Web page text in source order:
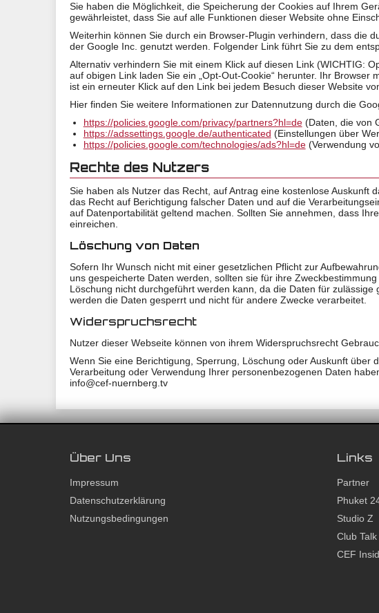
Sie haben die Möglichkeit, die Speicherung der Cookies auf Ihrem
gewährleistet, dass Sie auf alle Funktionen dieser Website ohne
Weiterhin können Sie durch ein Browser-Plugin verhindern, dass die
der Google Inc. genutzt werden. Folgender Link führt Sie zu dem
Alternativ verhindern Sie mit einem Klick auf diesen Link (WICHTIG:
auf obigen Link laden Sie ein „Opt-Out-Cookie“ herunter. Ihr
ist ein erneuter Klick auf den Link bei jedem Besuch dieser Website
Hier finden Sie weitere Informationen zur Datennutzung durch die
https://policies.google.com/privacy/partners?hl=de(Daten, die von
https://adssettings.google.de/authenticated (Einstellungen über
https://policies.google.com/technologies/ads?hl=de(Verwendung
Rechte des Nutzers
Sie haben als Nutzer das Recht, auf Antrag eine kostenlose
das Recht auf Berichtigung falscher Daten und auf die
auf Datenportabilität geltend machen. Sollten Sie annehmen, dass
einreichen.
Löschung von Daten
Sofern Ihr Wunsch nicht mit einer gesetzlichen Pflicht zur
uns gespeicherte Daten werden, sollten sie für ihre
Löschung nicht durchgeführt werden kann, da die Daten für
werden die Daten gesperrt und nicht für andere Zwecke verarbeitet.
Widerspruchsrecht
Nutzer dieser Webseite können von ihrem Widerspruchsrecht
Wenn Sie eine Berichtigung, Sperrung, Löschung oder Auskunft
Verarbeitung oder Verwendung Ihrer personenbezogenen Daten
info@cef-nuernberg.tv
Über Uns
Impressum
Datenschutzerklärung
Nutzungsbedingungen
Links
Partner
Phuket
Studio Z
Club Talk
CEF